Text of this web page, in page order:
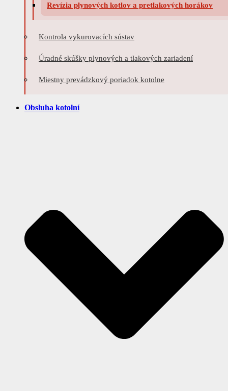
Revízia plynových kotlov a pretlakových horákov
Kontrola vykurovacích sústav
Úradné skúšky plynových a tlakových zariadení
Miestny prevádzkový poriadok kotolne
Obsluha kotolní